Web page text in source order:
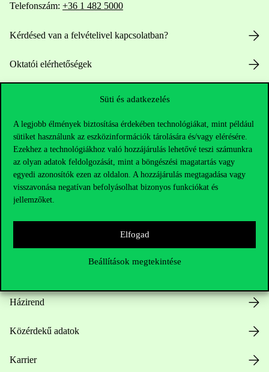
Süti és adatkezelés
A legjobb élmények biztosítása érdekében technológiákat, mint például
sütiket használunk az eszközinformációk tárolására és/vagy elérésére.
Ezekhez a technológiákhoz való hozzájárulás lehetővé teszi számunkra
az olyan adatok feldolgozását, mint a böngészési magatartás vagy
egyedi azonosítók ezen az oldalon. A hozzájárulás megtagadása vagy
visszavonása negatívan befolyásolhat bizonyos funkciókat és
jellemzőket.
Elfogad
Beállítások megtekintése
Telefonszám: +36 1 482 5000
Kérdésed van a felvételivel kapcsolatban?
Oktatói elérhetőségek
Sajtó:press@uni-corvinus.hu
Hasznos linkek
Házirend
Közérdekű adatok
Karrier